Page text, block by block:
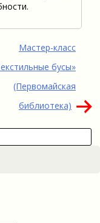
Мастер-класс
бусы»
(Первомайская
библиотека)